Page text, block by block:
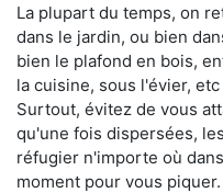
La plupart du temps, on
dans le jardin, ou bien
bien le plafond en bois,
la cuisine, sous l'évier, etc
Surtout, évitez de vous
qu'une fois dispersées,
réfugier n'importe où
moment pour vous piquer.